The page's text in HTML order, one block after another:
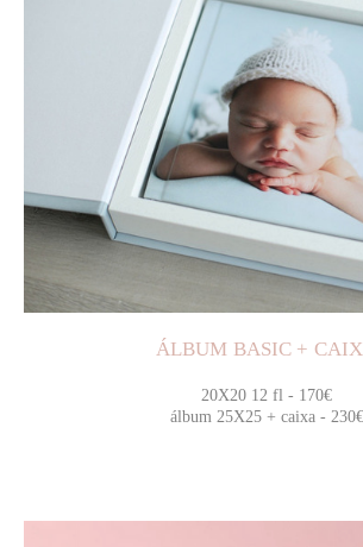
ÁLBUM BASIC +
20X20 12 fl - 170€
álbum 25X25 + caixa - 230€